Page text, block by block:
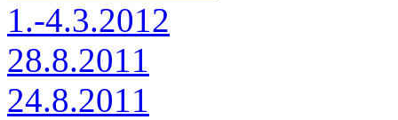
1.-4.3.2012
28.8.2011
24.8.2011